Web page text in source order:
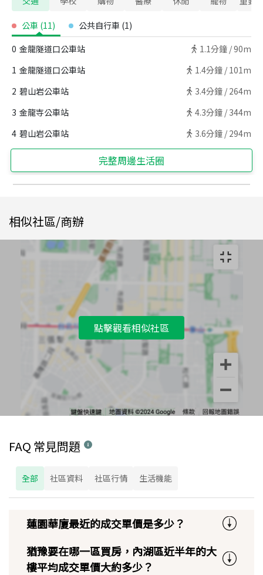
公車 (11) 公共自行車 (1)
0 金龍隧道口公車站 1.1分鐘 /90m
1 金龍隧道口公車站 1.4分鐘 / 101m
2 碧山岩公車站 3.4分鐘 / 264m
3 金龍寺公車站 4.3分鐘 / 344m
4 碧山岩公車站 3.6分鐘 / 294m
完整周邊生活圈
相似社區/商辦
點擊觀看相似社區
FAQ 常見問題
全部 社區資料 社區行情 生活機能
蓮園華廈最近的成交單價是多少？
猶豫要在哪一區買房，內湖區近半年的大
樓平均成交單價大約多少？